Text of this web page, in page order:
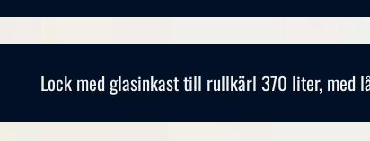
Lock med glasinkast till rullkärl 370 liter, med